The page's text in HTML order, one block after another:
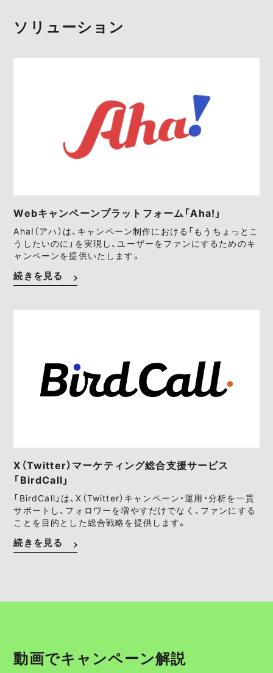
ソリューション
Webキャンペーンプラットフォーム「Aha!」
Aha!（アハ）は、キャンペーン制作における「もうちょっとこ
うしたいのに」を実現し、ユーザーをファンにするためのキ
ャンペーンを提供いたします。
続きを見る
X（Twitter）マーケティング総合支援サービス
「BirdCall」
「BirdCall」は、X（Twitter）キャンペーン・運用・分析を一貫
サポートし、フォロワーを増やすだけでなく、ファンにする
ことを目的とした総合戦略を提供します。
続きを見る
動画でキャンペーン解説